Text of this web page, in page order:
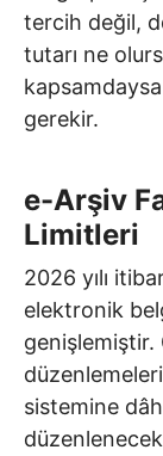
tercih değil,
tutarı ne
gerekir.
e-Arşiv
Limitleri
2026 yılı
elektronik
genişlemiştir.
sistemine